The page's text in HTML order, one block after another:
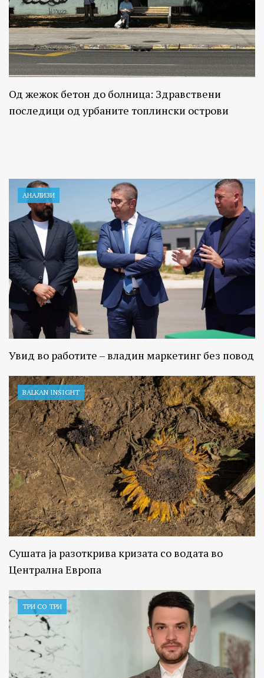
Од жежок бетон до болница: Здравствени
последици од урбаните топлински острови
АНАЛИЗИ
Увид во работите – владин маркетинг без повод
BALKAN INSIGHT
Сушата ја разоткрива кризата со водата во
Централна Европа
ТРИ СО ТРИ